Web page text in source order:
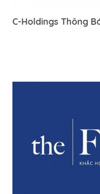
C-Holdings Thông